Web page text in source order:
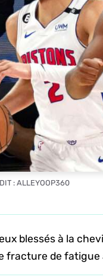
: ALLEYOOP360
blessés à la
fracture de fatigue